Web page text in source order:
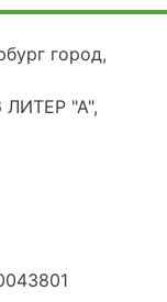
город,
ЛИТЕР "А",